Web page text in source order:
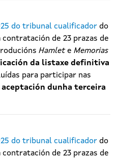
do tribunal cualificador do
de 23 prazas de
Hamlete Memorias
da listaxe definitiva
para participar nas
aceptación dunha terceira
do tribunal cualificador do
de 23 prazas de